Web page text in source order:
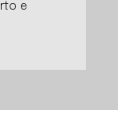
e